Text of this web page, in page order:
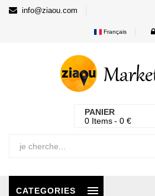
info@ziaou.com
Français
PANIER
0 Items 0 €
CATEGORIES